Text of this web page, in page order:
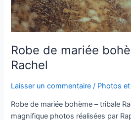
Robe de mariée
Rachel
Laisser un commentaire / Photos
Robe de mariée bohème – tribale
magnifique photos réalisées par